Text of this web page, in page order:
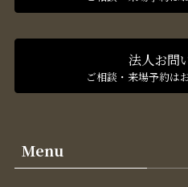
法人お問
ご相談・来場予約は
Menu